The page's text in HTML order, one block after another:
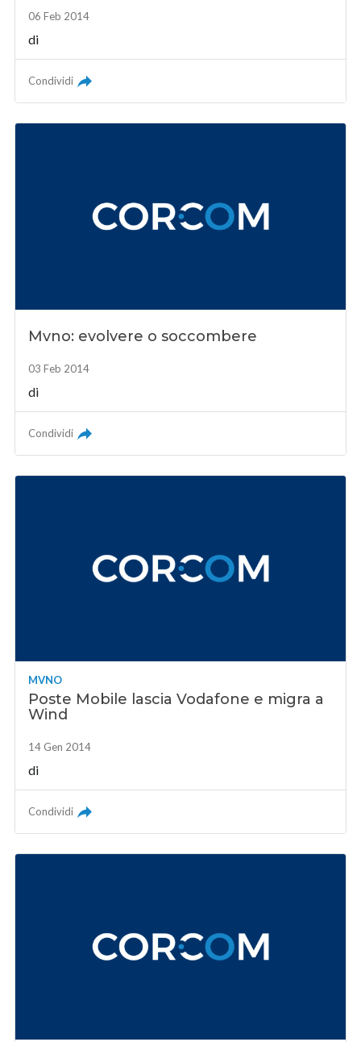
06 Feb 2014
di
Condividi
Mvno: evolvere o soccombere
03 Feb 2014
di
Condividi
MVNO
Poste Mobile lascia Vodafone e migra a
Wind
14 Gen 2014
di
Condividi